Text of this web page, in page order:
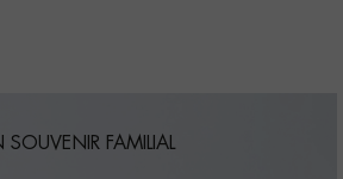
SOUVENIR FAMILIAL